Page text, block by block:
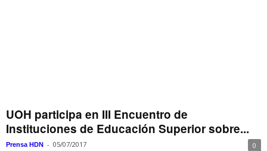
UOH participa en III Encuentro de
Instituciones de Educación Superior sobre...
Prensa HDN - 05/07/2017 0